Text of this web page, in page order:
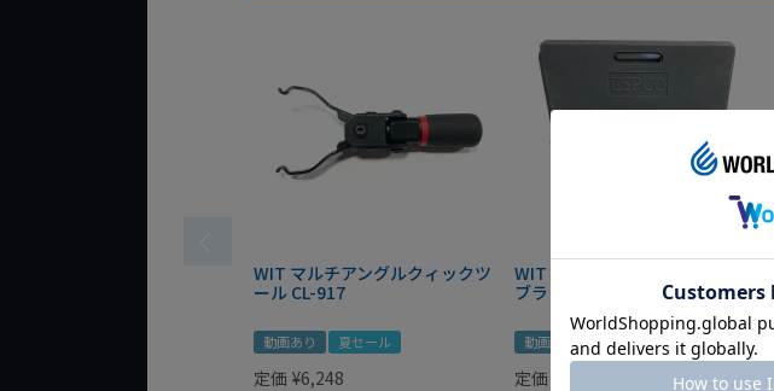
WIT マルチアングルクィックツ
ール CL-917
動画あり 夏セール
定価 ¥6,248
WIT マグネットツールマット
ブラック
動画あり 夏セール
定価